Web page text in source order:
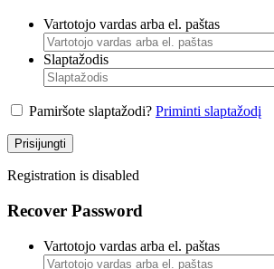
Vartotojo vardas arba el. paštas
Slaptažodis
Pamiršote slaptažodi? Priminti slaptažodį
Prisijungti
Registration is disabled
Recover Password
Vartotojo vardas arba el. paštas